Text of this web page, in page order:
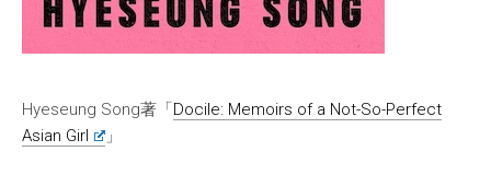
Hyeseung Song著「Docile: Memoirs of a Not-So-Perfect
Asian Girl
」